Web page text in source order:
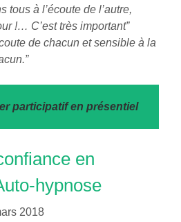
tous à l’écoute de l’autre,
!… C’est très important”
de chacun et sensible à la
participatif en présentiel
en
hypnose
2018